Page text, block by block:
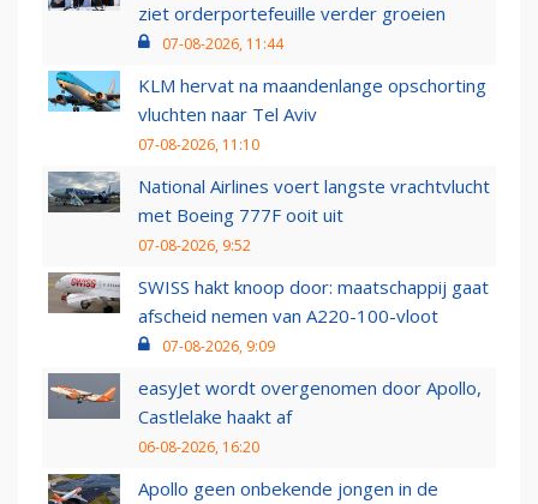
ziet orderportefeuille verder groeien
07-08-2026, 11:44
KLM hervat na maandenlange opschorting
vluchten naar Tel Aviv
07-08-2026, 11:10
National Airlines voert langste vrachtvlucht
met Boeing 777F ooit uit
07-08-2026, 9:52
SWISS hakt knoop door: maatschappij gaat
afscheid nemen van A220-100-vloot
07-08-2026, 9:09
easyJet wordt overgenomen door Apollo,
Castlelake haakt af
06-08-2026, 16:20
Apollo geen onbekende jongen in de